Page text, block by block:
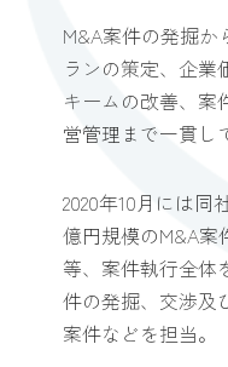
M&A案件の発掘
ランの策定、企業
キームの改善、案
営管理まで一貫し
2020年10月には同
億円規模のM&A案
等、案件執行全体
件の発掘、交渉及
案件などを担当。